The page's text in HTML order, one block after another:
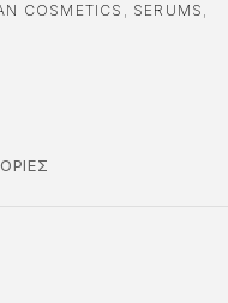
COSMETICS , SERUMS ,